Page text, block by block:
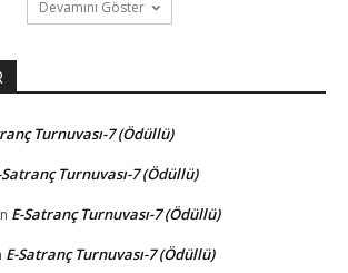
Devamını Göster
Turnuvası-7 (Ödüllü)
Satranç Turnuvası-7 (Ödüllü)
E-Satranç Turnuvası-7 (Ödüllü)
E-Satranç Turnuvası-7 (Ödüllü)